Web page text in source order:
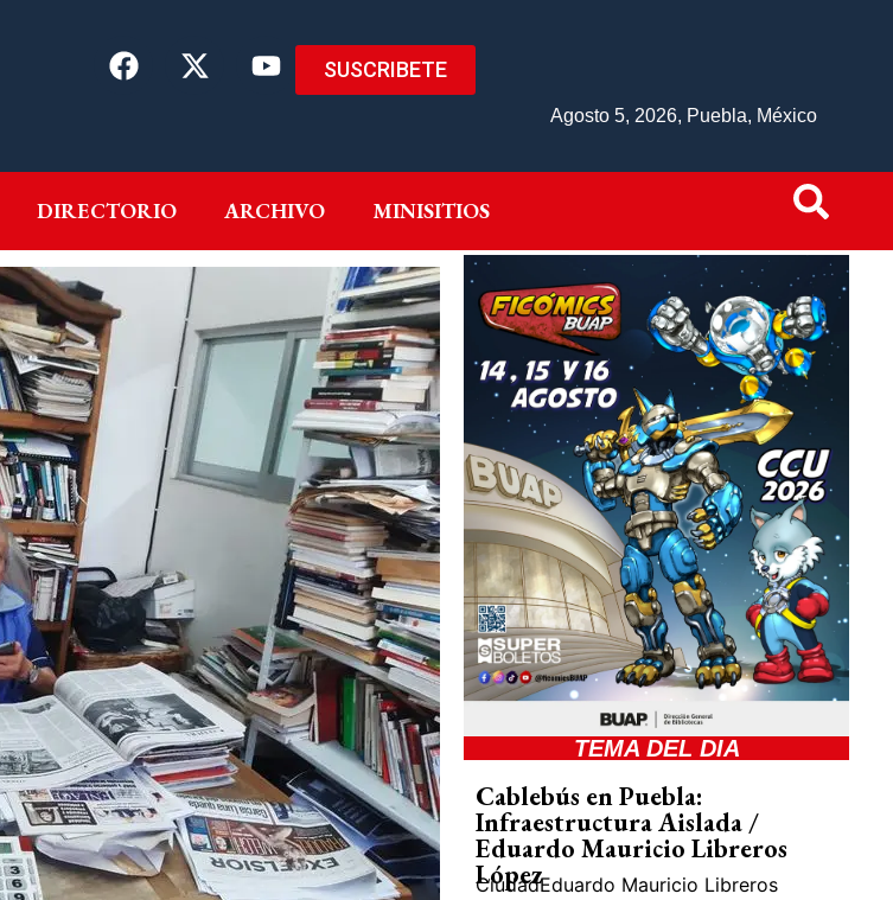
SUSCRIBETE
Agosto 5, 2026, Puebla, México
DIRECTORIO ARCHIVO MINISITIOS
GENEROS DIRECTORIO ARCHIVO MINISITIOS
TEMA DEL DIA
Cablebús en Puebla:
Infraestructura Aislada /
Eduardo Mauricio Libreros
López
CiudadEduardo Mauricio Libreros